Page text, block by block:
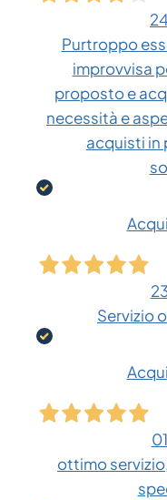
Purtroppo
improvvisa
proposto e
necessità e
acquisti in
Servizio
ottimo